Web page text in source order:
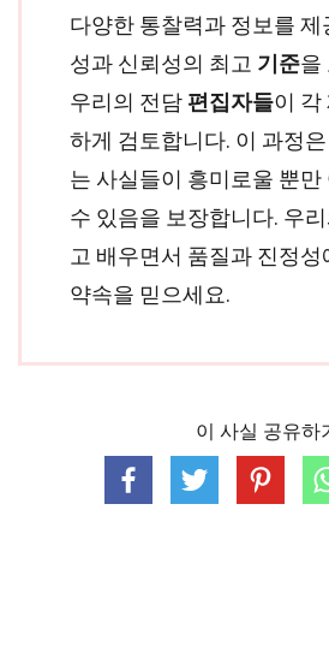
다양한 통찰력과 정보를
성과 신뢰성의 최고 기준을
우리의 전담 편집자들이 각
하게 검토합니다. 이 과정
는 사실들이 흥미로울 뿐
수 있음을 보장합니다. 우
고 배우면서 품질과 진정성
약속을 믿으세요.
이 사실 공유하